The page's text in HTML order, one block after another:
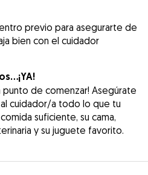
previo para asegurarte de
bien con el cuidador
punto de comenzar! Asegúrate
cuidador/a todo lo que tu
suficiente, su cama,
y su juguete favorito.